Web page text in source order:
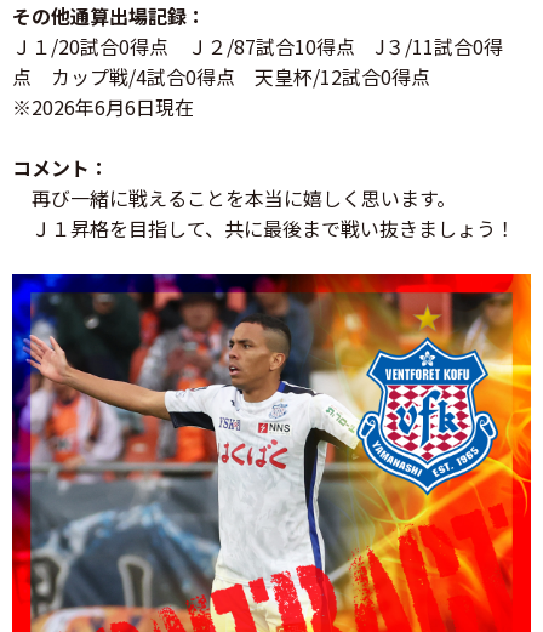
その他通算出場記録：
Ｊ１/20試合0得点 Ｊ２/87試合10得点 J３/11試合0得
点 カップ戦/4試合0得点 天皇杯/12試合0得点
※2026年6月6日現在
コメント：
再び一緒に戦えることを本当に嬉しく思います。
Ｊ１昇格を目指して、共に最後まで戦い抜きましょう！